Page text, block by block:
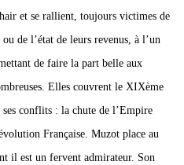
et se rallient, toujours victimes de
de l’état de leurs revenus, à l’un
de faire la part belle aux
Elles couvrent le XIXème
ses conflits : la chute de l’Empire
Française. Muzot place au
il est un fervent admirateur. Son